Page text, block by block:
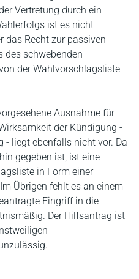
Vertretung durch ein
ist es nicht
das Recht zur passiven
des schwebenden
der Wahlvorschlagsliste
Ausnahme für
der Kündigung -
- liegt ebenfalls nicht vor. Da
gegeben ist, ist eine
in Form einer
Übrigen fehlt es an einem
Eingriff in die
Der Hilfsantrag ist